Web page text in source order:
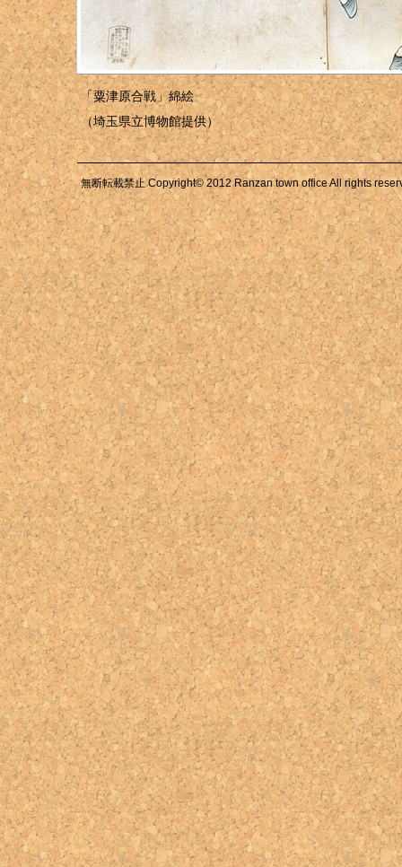
「粟津原合戦」綿絵
（埼玉県立博物館提供）
無断転載禁止 Copyright© 2012 Ranzan town office All rights